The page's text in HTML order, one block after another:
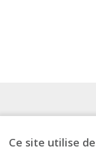
Ce site utilise